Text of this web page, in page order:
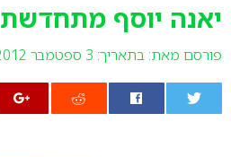
יאנה יוסף מתחדשת
פורסם מאת: בתאריך: 3 ספטמבר 2012